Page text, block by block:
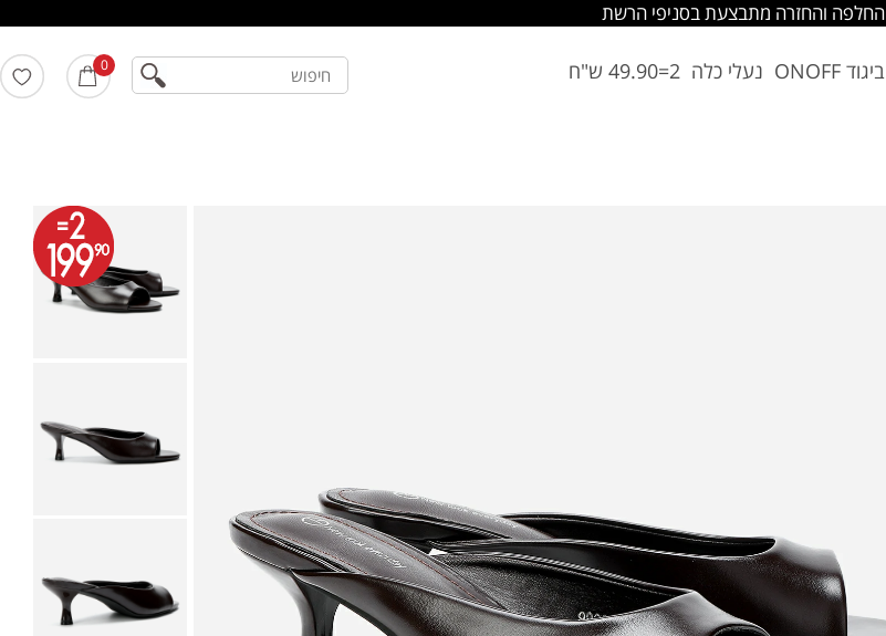
החלפה והחזרה מתבצעת בסניפי הרשת
ביגוד ONOFF נעלי כלה 2=49.90 ש"ח 0 חיפוש